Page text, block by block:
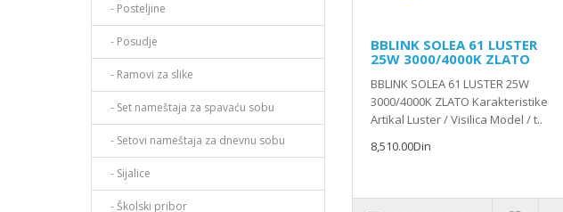
- Posteljine
- Posudje
- Ramovi za slike
- Set nameštaja za spavaću sobu
- Setovi nameštaja za dnevnu sobu
- Sijalice
- Školski pribor
BBLINK SOLEA 61 LUSTER
25W 3000/4000K ZLATO
BBLINK SOLEA 61 LUSTER 25W
3000/4000K ZLATO Karakteristike
Artikal Luster / Visilica Model / t..
8,510.00Din